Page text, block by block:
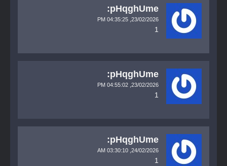
pHqghUme:
23/02/2026,
04:35:25 PM
1
pHqghUme:
23/02/2026,
04:55:02 PM
1
pHqghUme:
24/02/2026,
03:30:10 AM
1